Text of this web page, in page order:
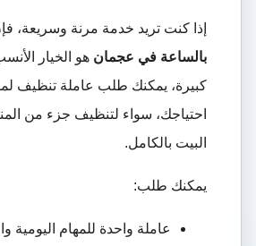
إذا كنت تريد خدمة مرنة وسريعة،
بالساعة في عجمان هو الخيار
كبيرة، يمكنك طلب عاملة تنظيف
احتياجك، سواء لتنظيف جزء من
البيت بالكامل.
يمكنك طلب:
عاملة واحدة للمهام اليومية